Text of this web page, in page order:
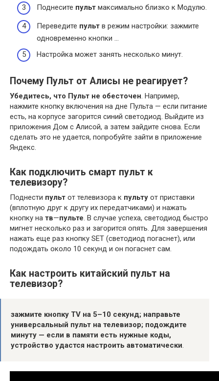
Поднесите пульт максимально близко к Модулю.
Переведите пульт в режим настройки: зажмите
одновременно кнопки …
Настройка может занять несколько минут.
Почему Пульт от Алисы не реагирует?
Убедитесь, что Пульт не обесточен. Например,
нажмите кнопку включения на дне Пульта — если питание
есть, на корпусе загорится синий светодиод. Выйдите из
приложения Дом с Алисой, а затем зайдите снова. Если
сделать это не удается, попробуйте зайти в приложение
Яндекс.
Как подключить смарт пульт к
телевизору?
Поднести пульт от телевизора к пульту от приставки
(вплотную друг к другу их передатчиками) и нажать
кнопку на тв—пульте. В случае успеха, светодиод быстро
мигнет несколько раз и загорится опять. Для завершения
нажать еще раз кнопку SET (светодиод погаснет), или
подождать около 10 секунд и он погаснет сам.
Как настроить китайский пульт на
телевизор?
зажмите кнопку TV на 5–10 секунд; направьте
универсальный пульт на телевизор; подождите
минуту — если в памяти есть нужные коды,
устройство удастся настроить автоматически.